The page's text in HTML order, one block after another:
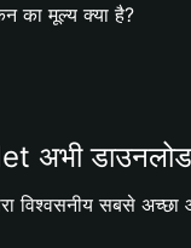
का मूल्य क्या है?
अभी
विश्वसनीय सबसे अच्छा